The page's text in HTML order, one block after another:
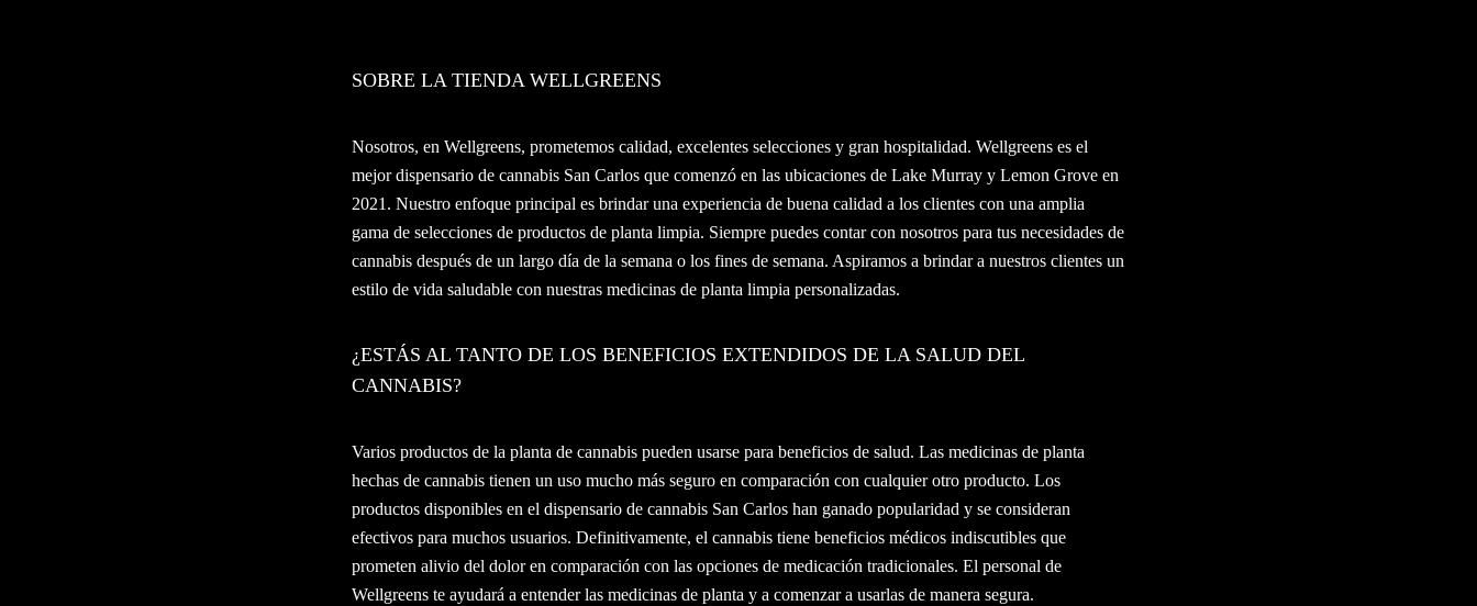
SOBRE LA TIENDA WELLGREENS
Nosotros, en Wellgreens, prometemos calidad, excelentes selecciones y gran hospitalidad. Wellgreens es el
mejor dispensario de cannabis San Carlos que comenzó en las ubicaciones de Lake Murray y Lemon Grove en
2021. Nuestro enfoque principal es brindar una experiencia de buena calidad a los clientes con una amplia
gama de selecciones de productos de planta limpia. Siempre puedes contar con nosotros para tus necesidades de
cannabis después de un largo día de la semana o los fines de semana. Aspiramos a brindar a nuestros clientes un
estilo de vida saludable con nuestras medicinas de planta limpia personalizadas.
¿ESTÁS AL TANTO DE LOS BENEFICIOS EXTENDIDOS DE LA SALUD DEL
CANNABIS?
Varios productos de la planta de cannabis pueden usarse para beneficios de salud. Las medicinas de planta
hechas de cannabis tienen un uso mucho más seguro en comparación con cualquier otro producto. Los
productos disponibles en el dispensario de cannabis San Carlos han ganado popularidad y se consideran
efectivos para muchos usuarios. Definitivamente, el cannabis tiene beneficios médicos indiscutibles que
prometen alivio del dolor en comparación con las opciones de medicación tradicionales. El personal de
Wellgreens te ayudará a entender las medicinas de planta y a comenzar a usarlas de manera segura.